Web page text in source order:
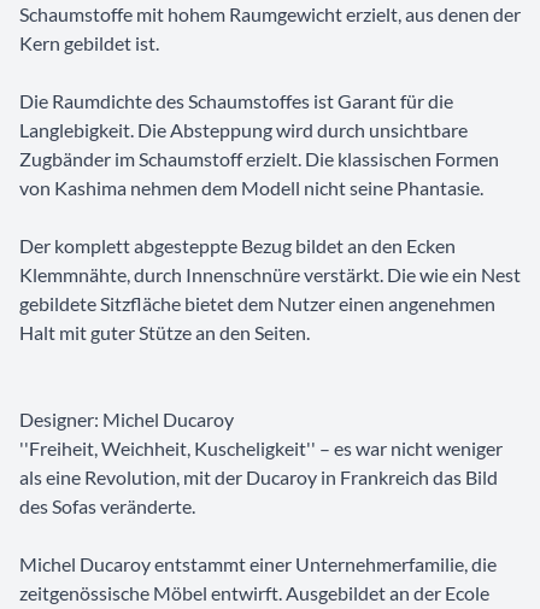
Schaumstoffe mit hohem Raumgewicht erzielt, aus denen der
Kern gebildet ist.
Die Raumdichte des Schaumstoffes ist Garant für die
Langlebigkeit. Die Absteppung wird durch unsichtbare
Zugbänder im Schaumstoff erzielt. Die klassischen Formen
von Kashima nehmen dem Modell nicht seine Phantasie.
Der komplett abgesteppte Bezug bildet an den Ecken
Klemmnähte, durch Innenschnüre verstärkt. Die wie ein Nest
gebildete Sitzfläche bietet dem Nutzer einen angenehmen
Halt mit guter Stütze an den Seiten.
Designer: Michel Ducaroy
''Freiheit, Weichheit, Kuscheligkeit'' – es war nicht weniger
als eine Revolution, mit der Ducaroy in Frankreich das Bild
des Sofas veränderte.
Michel Ducaroy entstammt einer Unternehmerfamilie, die
zeitgenössische Möbel entwirft. Ausgebildet an der Ecole